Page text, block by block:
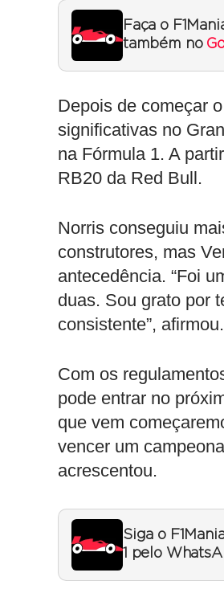
Faça o
também no
Depois de começar
significativas no
na Fórmula 1. A
RB20 da Red Bull.
Norris conseguiu
construtores, mas
antecedência. “Foi
duas. Sou grato por
consistente”, afirmou.
Com os
pode entrar no
que vem
vencer um
acrescentou.
Siga o
1 pelo